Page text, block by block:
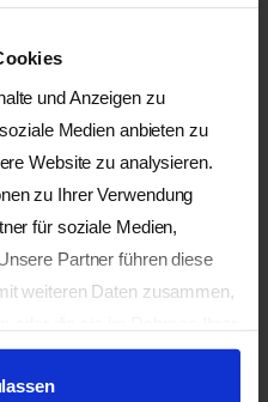
und Anzeigen zu
Medien anbieten zu
Website zu analysieren.
zu Ihrer Verwendung
für soziale Medien,
Partner führen diese
weiteren Daten zusammen,
haben.
Es erfüllt sie mit
in dem Heilung
innere Entwicklung
dürfen. Ihre
für verschiedene
des Heilens zeigt
auch in ihrer
mit dem